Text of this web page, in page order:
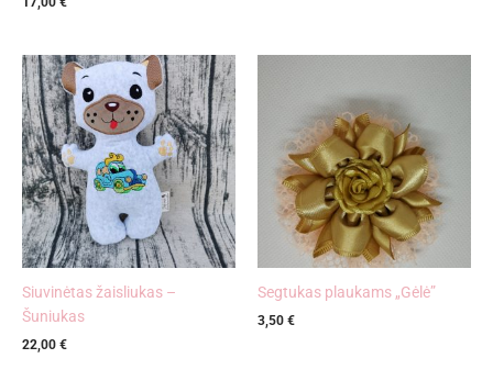
Siuvinėtas žaisliukas –
Šuniukas
22,00 €
Segtukas plaukams „Gėlė”
3,50 €